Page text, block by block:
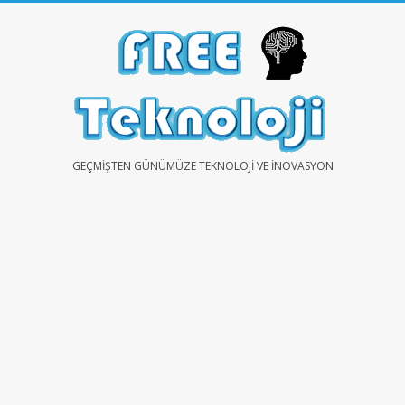
FREEGEÇMIŞTEN GÜNÜMÜZE TEKNOLOJI VE İNOVASYON